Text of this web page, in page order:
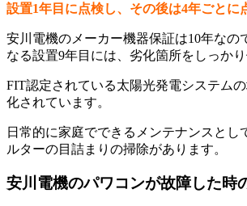
設置1年目に点検し、その後は4年ごとに
安川電機のメーカー機器保証は10年なの
なる設置9年目には、劣化箇所をしっかり
FIT認定されている太陽光発電システム
化されています。
日常的に家庭でできるメンテナンスとし
ルターの目詰まりの掃除があります。
安川電機のパワコンが故障した時